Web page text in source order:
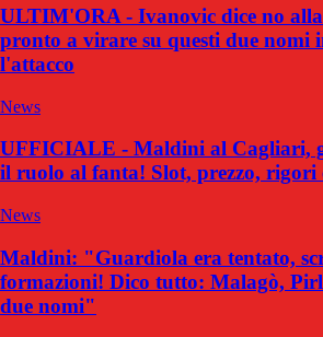
ULTIM'ORA - Ivanovic dice no
pronto a virare su questi due nomi
l'attacco
News
UFFICIALE - Maldini al Cagliari,
il ruolo al fanta! Slot, prezzo, rigori
News
Maldini: "Guardiola era tentato,
formazioni! Dico tutto: Malagò,
due nomi"